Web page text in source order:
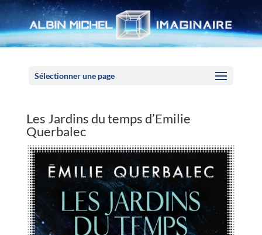
Sélectionner une page
Les Jardins du temps d’Emilie
Querbalec
Panneau de gestion des cookies